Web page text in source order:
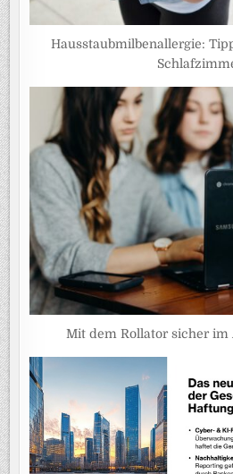
Hausstaubmilbenallergie:
Mit dem Rollator sicher im